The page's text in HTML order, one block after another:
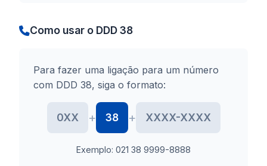
Como usar o DDD 38
Para fazer uma ligação para um número
com DDD 38, siga o formato:
0XX + 38 + XXXX-XXXX
Exemplo: 021 38 9999-8888